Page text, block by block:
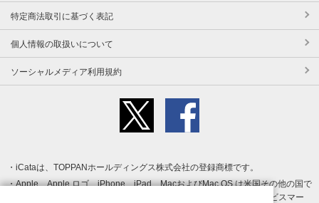
特定商法取引に基づく表記
個人情報の取扱いについて
ソーシャルメディア利用規約
iCataは、TOPPANホールディングス株式会社の登録商標です。
Apple、Apple ロゴ、iPhone、iPad、MacおよびMac OS は米国その他の国で
登録された Apple Inc. の商標です。App Store は Apple Inc. のサービスマー